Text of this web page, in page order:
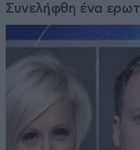
Συνελήφθη ένα